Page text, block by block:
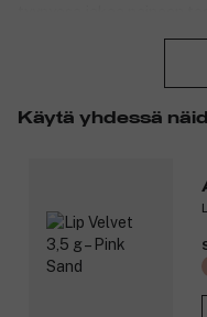
pidemmille ja
3305972
Käytä yhdessä